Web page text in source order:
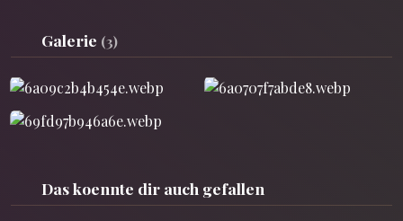
Galerie (3)
Das koennte dir auch gefallen